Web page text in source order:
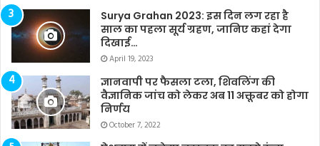
Surya Grahan 2023: इस दिन लग रहा है
साल का पहला सूर्य ग्रहण, जानिए कहां देगा
दिखाई…
April 19, 2023
ज्ञानवापी पर फैसला टला, शिवलिंग की
वैज्ञानिक जांच को लेकर अब 11 अक्तूबर को होगा
निर्णय
October 7, 2022